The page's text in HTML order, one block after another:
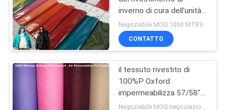
CIRCA
NOI
GIRO
DELLA
FABBRICA
inverno di cura dell'unità
di elaborazione
100%Nylon dell'olio
luminoso della glassa
Negoziabile MOQ:1000 MTRS
CONTATTO
il tessuto rivestito di
100%P Oxford
impermeabilizza 57/58"
stile del jacquard per la